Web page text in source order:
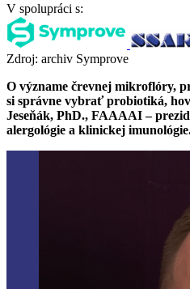
V spolupráci s:
Zdroj: archiv Symprove
O význame črevnej mikroflóry,
si správne vybrať probiotiká,
Jeseňák, PhD., FAAAAI –
alergológie a klinickej